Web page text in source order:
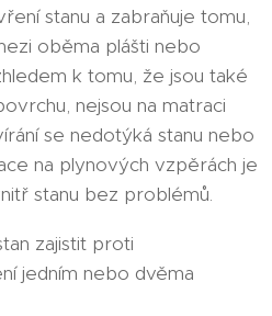
stanu a zabraňuje tomu,
oběma plášti nebo
k tomu, že jsou také
nejsou na matraci
se nedotýká stanu nebo
na plynových vzpěrách je
stanu bez problémů.
zajistit proti
jedním nebo dvěma